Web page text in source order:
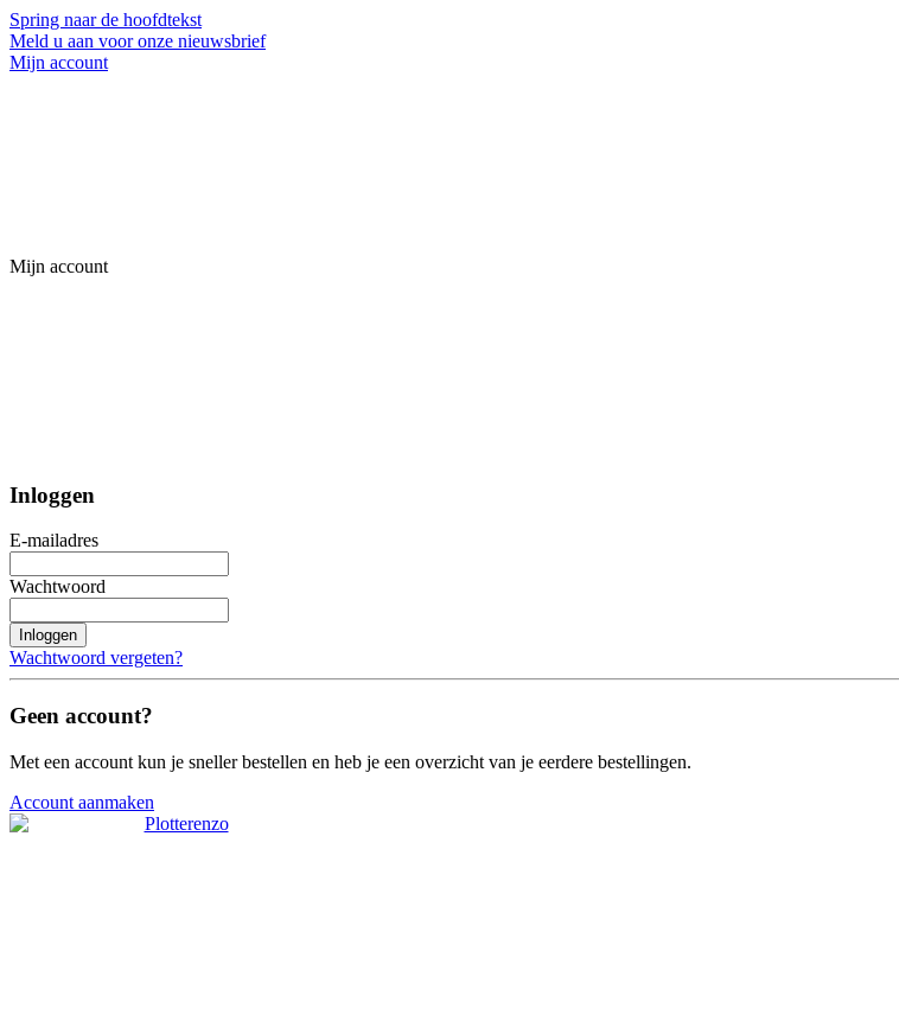
Spring naar de hoofdtekst
Meld u aan voor onze nieuwsbrief
Mijn account
Mijn account
Inloggen
E-mailadres
Wachtwoord
Inloggen
Wachtwoord vergeten?
Geen account?
Met een account kun je sneller bestellen en heb je een overzicht van je eerdere bestellingen.
Account aanmaken